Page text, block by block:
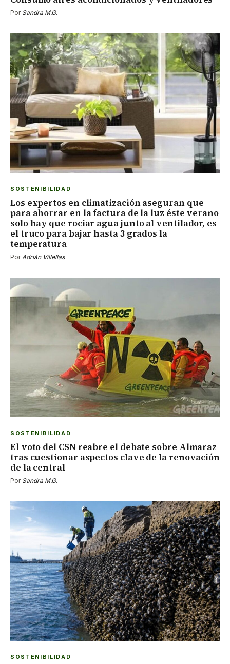
Por Sandra M.G.
SOSTENIBILIDAD
Los expertos en climatización aseguran que
para ahorrar en la factura de la luz éste verano
solo hay que rociar agua junto al ventilador, es
el truco para bajar hasta 3 grados la
temperatura
PorAdrián Villellas
SOSTENIBILIDAD
El voto del CSN reabre el debate sobre Almaraz
tras cuestionar aspectos clave de la renovación
de la central
Por Sandra M.G.
SOSTENIBILIDAD